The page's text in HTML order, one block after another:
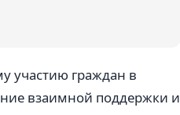
участию граждан в
взаимной поддержки и